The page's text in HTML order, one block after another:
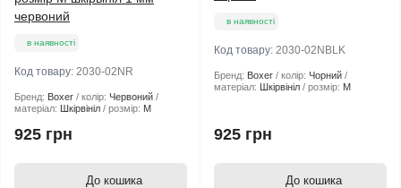
червоний
в наявності
Код товару: 2030-02NR
Бренд: Boxer колір: Червоний
матеріал: Шкірвініл розмір: М
925 грн
До кошика
в наявності
Код товару: 2030-02NBLK
Бренд: Boxer колір: Чорний
матеріал: Шкірвініл розмір: М
925 грн
До кошика